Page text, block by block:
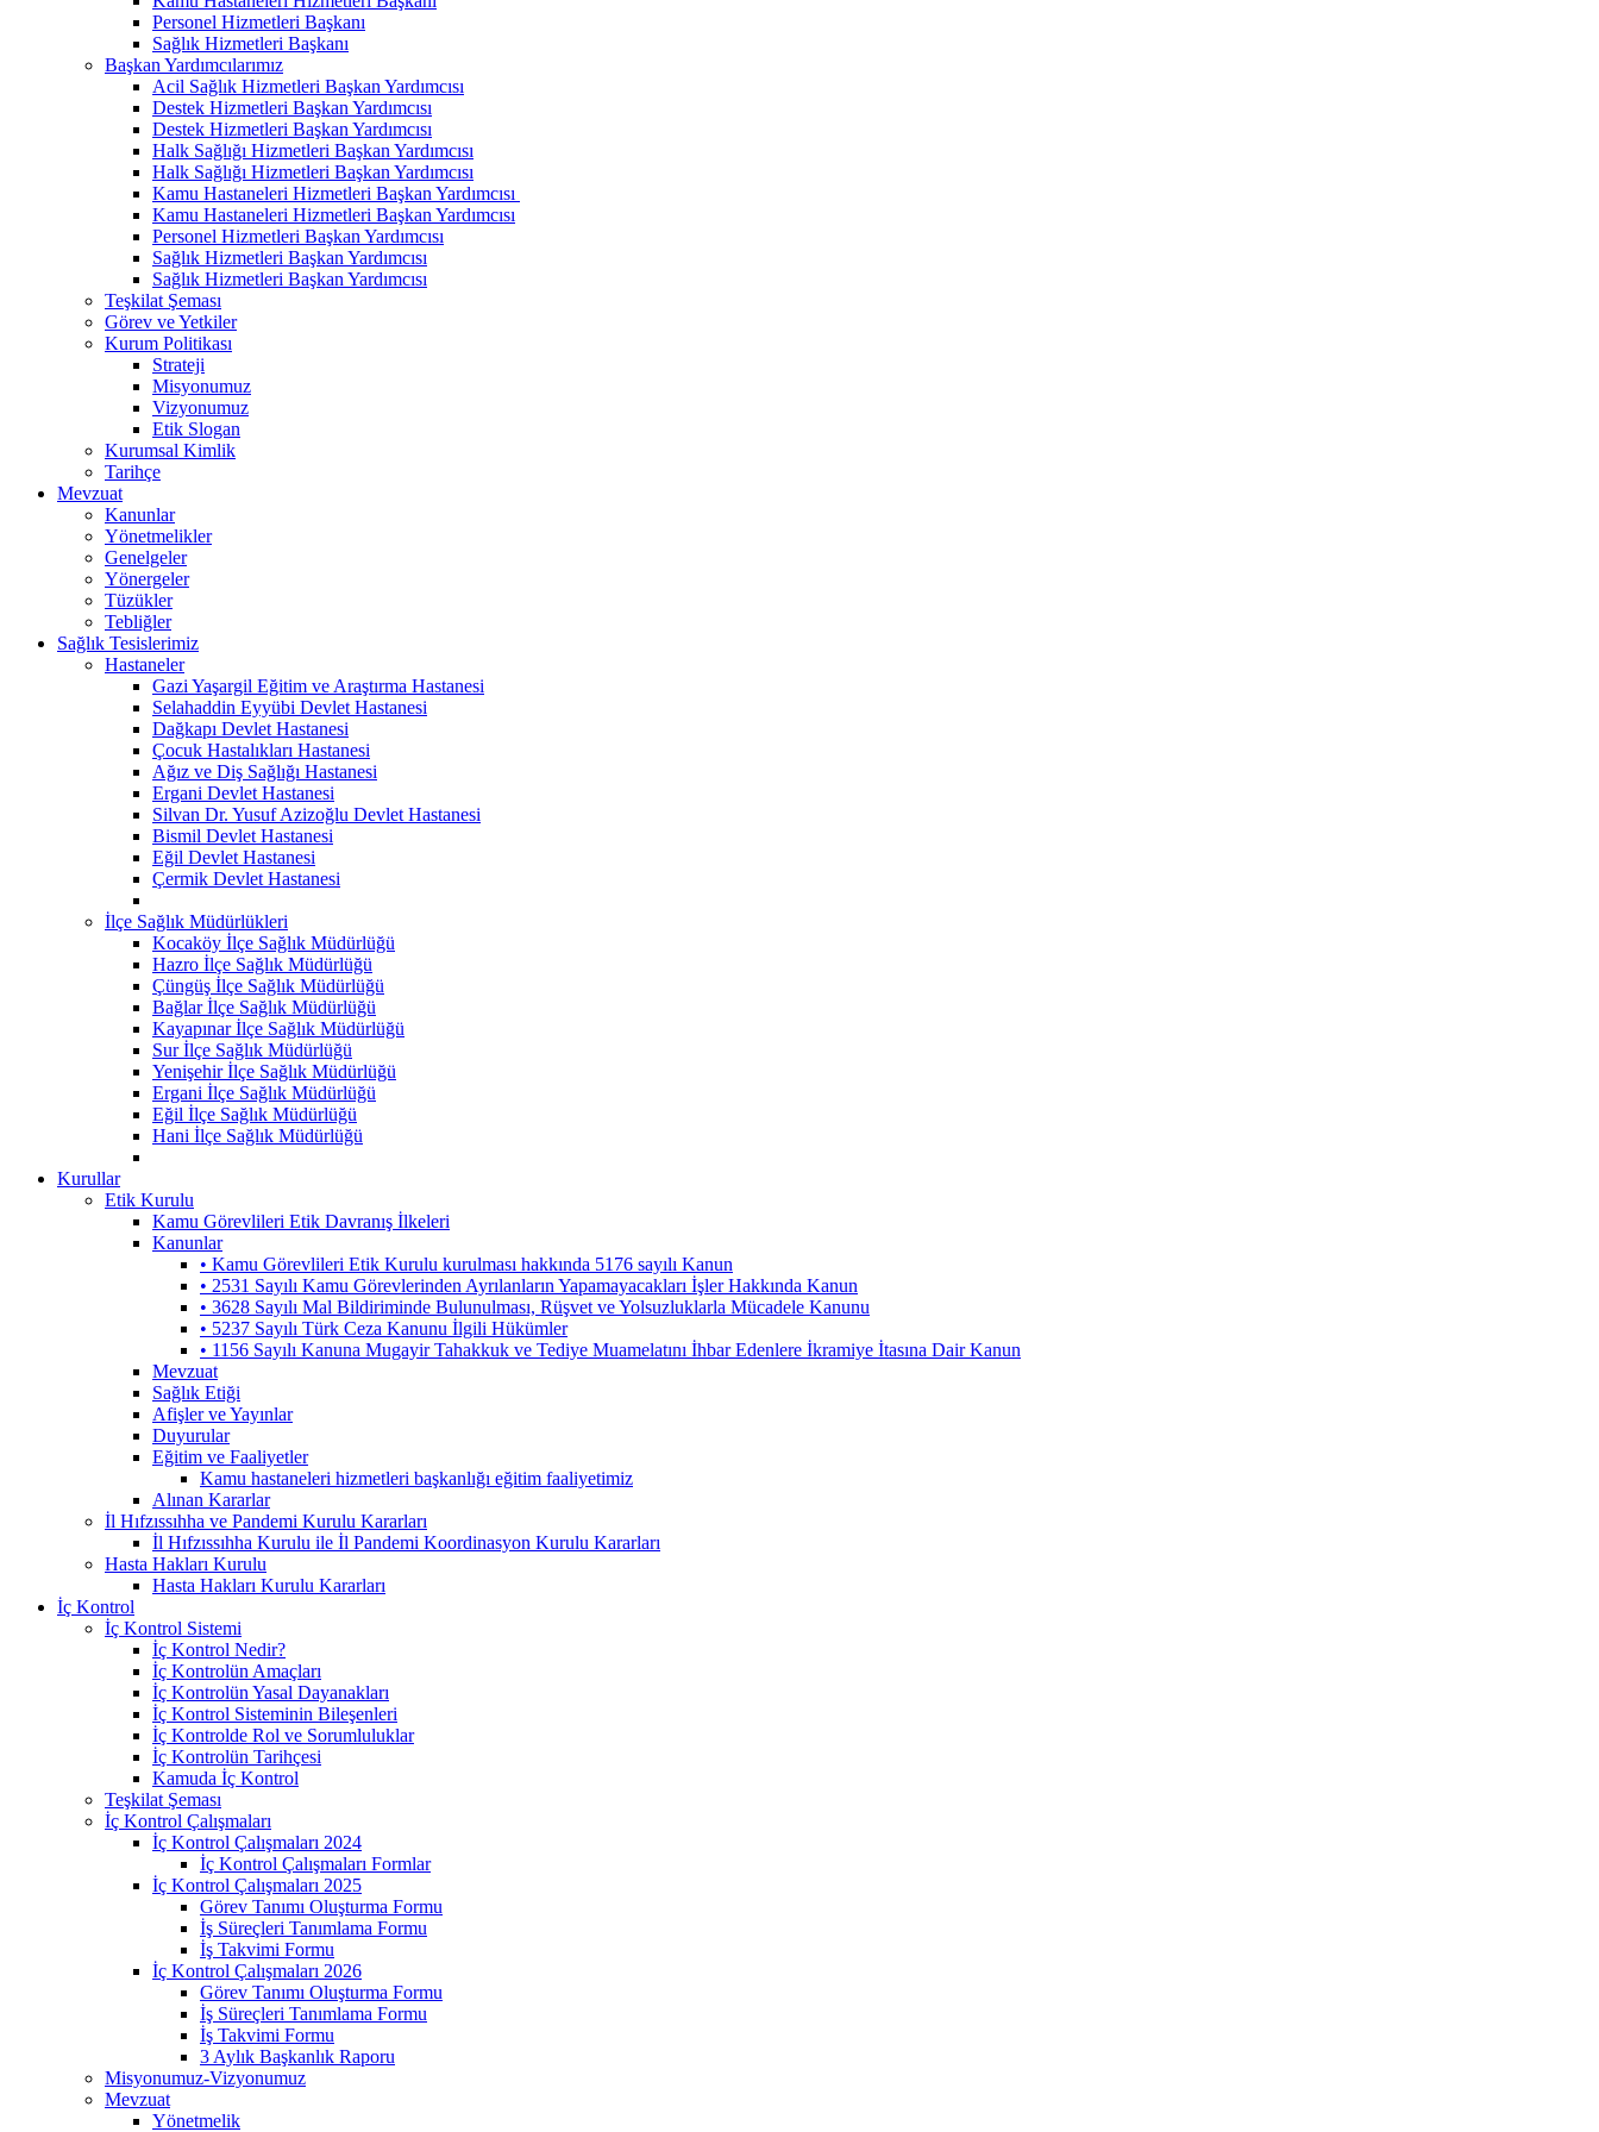
Personel Hizmetleri Başkanı
Sağlık Hizmetleri Başkanı
Başkan Yardımcılarımız
Acil Sağlık Hizmetleri Başkan Yardımcısı
Destek Hizmetleri Başkan Yardımcısı
Destek Hizmetleri Başkan Yardımcısı
Halk Sağlığı Hizmetleri Başkan Yardımcısı
Halk Sağlığı Hizmetleri Başkan Yardımcısı
Kamu Hastaneleri Hizmetleri Başkan Yardımcısı ​
Kamu Hastaneleri Hizmetleri Başkan Yardımcısı
Personel Hizmetleri Başkan Yardımcısı
Sağlık Hizmetleri Başkan Yardımcısı
Sağlık Hizmetleri Başkan Yardımcısı
Teşkilat Şeması
Görev ve Yetkiler
Kurum Politikası
Strateji
Misyonumuz
Vizyonumuz
Etik Slogan
Kurumsal Kimlik
Tarihçe
Mevzuat
Kanunlar
Yönetmelikler
Genelgeler
Yönergeler
Tüzükler
Tebliğler
Sağlık Tesislerimiz
Hastaneler
Gazi Yaşargil Eğitim ve Araştırma Hastanesi
Selahaddin Eyyübi Devlet Hastanesi
Dağkapı Devlet Hastanesi
Çocuk Hastalıkları Hastanesi
Ağız ve Diş Sağlığı Hastanesi
Ergani Devlet Hastanesi
Silvan Dr. Yusuf Azizoğlu Devlet Hastanesi
Bismil Devlet Hastanesi
Eğil Devlet Hastanesi
Çermik Devlet Hastanesi
İlçe Sağlık Müdürlükleri
Kocaköy İlçe Sağlık Müdürlüğü
Hazro İlçe Sağlık Müdürlüğü
Çüngüş İlçe Sağlık Müdürlüğü
Bağlar İlçe Sağlık Müdürlüğü
Kayapınar İlçe Sağlık Müdürlüğü
Sur İlçe Sağlık Müdürlüğü
Yenişehir İlçe Sağlık Müdürlüğü
Ergani İlçe Sağlık Müdürlüğü
Eğil İlçe Sağlık Müdürlüğü
Hani İlçe Sağlık Müdürlüğü
Kurullar
Etik Kurulu
Kamu Görevlileri Etik Davranış İlkeleri
Kanunlar
• Kamu Görevlileri Etik Kurulu kurulması hakkında 5176 sayılı Kanun
• 2531 Sayılı Kamu Görevlerinden Ayrılanların Yapamayacakları İşler Hakkında Kanun
• 3628 Sayılı Mal Bildiriminde Bulunulması, Rüşvet ve Yolsuzluklarla Mücadele Kanunu
• 5237 Sayılı Türk Ceza Kanunu İlgili Hükümler
• 1156 Sayılı Kanuna Mugayir Tahakkuk ve Tediye Muamelatını İhbar Edenlere İkramiye İtasına Dair Kanun
Mevzuat
Sağlık Etiği
Afişler ve Yayınlar
Duyurular
Eğitim ve Faaliyetler
Kamu hastaneleri hizmetleri başkanlığı eğitim faaliyetimiz
Alınan Kararlar
İl Hıfzıssıhha ve Pandemi Kurulu Kararları
İl Hıfzıssıhha Kurulu ile İl Pandemi Koordinasyon Kurulu Kararları
Hasta Hakları Kurulu
Hasta Hakları Kurulu Kararları
İç Kontrol
İç Kontrol Sistemi
İç Kontrol Nedir?
İç Kontrolün Amaçları
İç Kontrolün Yasal Dayanakları
İç Kontrol Sisteminin Bileşenleri
İç Kontrolde Rol ve Sorumluluklar
İç Kontrolün Tarihçesi
Kamuda İç Kontrol
Teşkilat Şeması
İç Kontrol Çalışmaları
İç Kontrol Çalışmaları 2024
İç Kontrol Çalışmaları Formlar
İç Kontrol Çalışmaları 2025
Görev Tanımı Oluşturma Formu
İş Süreçleri Tanımlama Formu
İş Takvimi Formu
İç Kontrol Çalışmaları 2026
Görev Tanımı Oluşturma Formu
İş Süreçleri Tanımlama Formu
İş Takvimi Formu
3 Aylık Başkanlık Raporu
Misyonumuz-Vizyonumuz
Mevzuat
Yönetmelik